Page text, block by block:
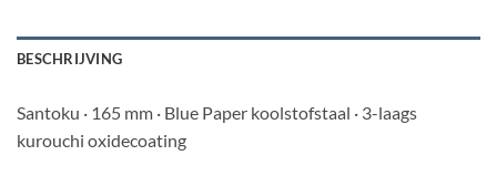
BESCHRIJVING
Santoku · 165 mm · Blue Paper koolstofstaal · 3-laags
kurouchi oxidecoating